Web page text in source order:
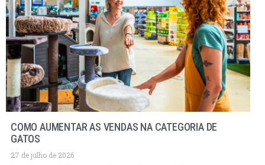
COMO AUMENTAR AS VENDAS NA CATEGORIA DE
GATOS
27 de julho de 2026